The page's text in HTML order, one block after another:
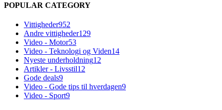
POPULAR CATEGORY
Vittigheder952
Andre vittigheder129
Video - Motor53
Video - Teknologi og Viden14
Nyeste underholdning12
Artikler - Livsstil12
Gode deals9
Video - Gode tips til hverdagen9
Video - Sport9